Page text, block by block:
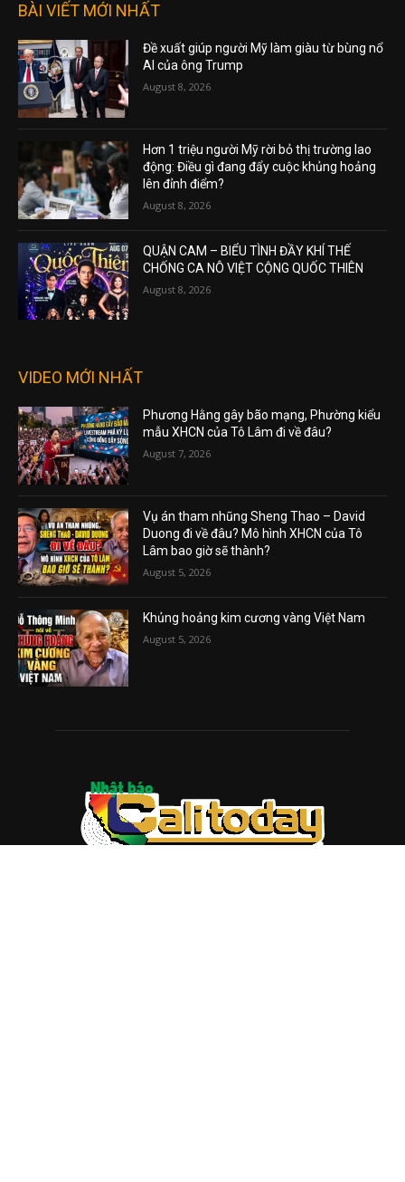
BÀI VIẾT MỚI NHẤT
Đề xuất giúp người Mỹ làm giàu từ bùng nổ
AI của ông Trump
August 8, 2026
Hơn 1 triệu người Mỹ rời bỏ thị trường lao
động: Điều gì đang đẩy cuộc khủng hoảng
lên đỉnh điểm?
August 8, 2026
QUẬN CAM – BIỂU TÌNH ĐẦY KHÍ THẾ
CHỐNG CA NÔ VIỆT CỘNG QUỐC THIÊN
August 8, 2026
VIDEO MỚI NHẤT
Phương Hằng gây bão mạng, Phường kiểu
mẫu XHCN của Tô Lâm đi về đâu?
August 7, 2026
Vụ án tham nhũng Sheng Thao – David
Duong đi về đâu? Mô hình XHCN của Tô
Lâm bao giờ sẽ thành?
August 5, 2026
Khủng hoảng kim cương vàng Việt Nam
August 5, 2026